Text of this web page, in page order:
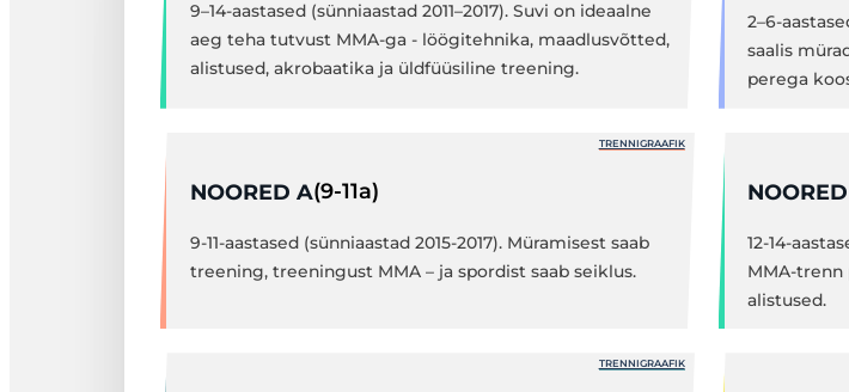
9–14-aastased (sünniaastad 2011–2017). Suvi on ideaalne
aeg teha tutvust MMA-ga - löögitehnika, maadlusvõtted,
alistused, akrobaatika ja üldfüüsiline treening.
2–6-
saalis
perega
NOORED A(9-11a)
9-11-aastased (sünniaastad 2015-2017). Müramisest saab
treening, treeningust MMA – ja spordist saab seiklus.
TRENNIGRAAFIK
12-14-
MMA-trenn
alistused.
TRENNIGRAAFIK